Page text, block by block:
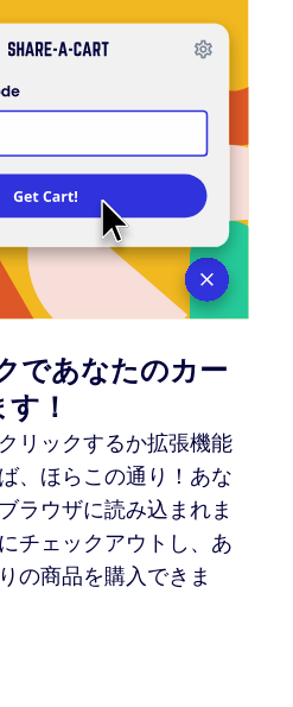
であなたのカー
！
リックするか拡張機能
、ほらこの通り！あな
ラウザに読み込まれま
チェックアウトし、あ
の商品を購入できま